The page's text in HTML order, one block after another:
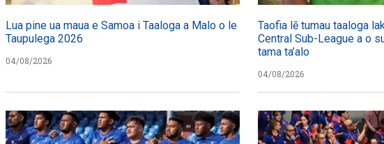
Lua pine ua maua e Samoa i Taaloga a Malo o le
Taupulega 2026
04/08/2026
Taofia lē tumau taaloga
Central Sub-League a o
tama ta’alo
04/08/2026